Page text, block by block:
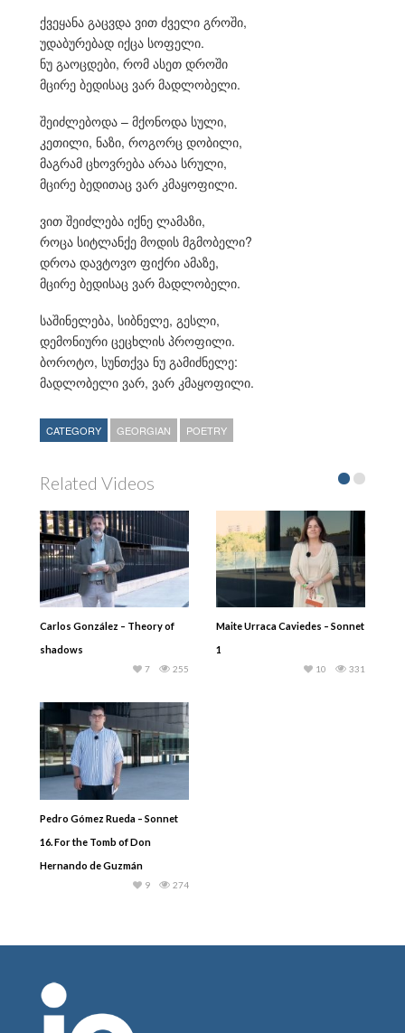
ქვეყანა გაცვდა ვით ძველი გროში,
უდაბურებად იქცა სოფელი.
ნუ გაოცდები, რომ ასეთ დროში
მცირე ბედისაც ვარ მადლობელი.
შეიძლებოდა – მქონოდა სული,
კეთილი, ნაზი, როგორც დობილი,
მაგრამ ცხოვრება არაა სრული,
მცირე ბედითაც ვარ კმაყოფილი.
ვით შეიძლება იქნე ლამაზი,
როცა სიტლანქე მოდის მგმობელი?
დროა დავტოვო ფიქრი ამაზე,
მცირე ბედისაც ვარ მადლობელი.
საშინელება, სიბნელე, გესლი,
დემონიური ცეცხლის პროფილი.
ბოროტო, სუნთქვა ნუ გამიძნელე:
მადლობელი ვარ, ვარ კმაყოფილი.
CATEGORY GEORGIAN POETRY
Related Videos
Carlos González – Theory of
shadows
255
7
Maite Urraca Caviedes – Sonnet
1
331
10
Pedro Gómez Rueda – Sonnet
16. For the Tomb of Don
Hernando de Guzmán
274
9